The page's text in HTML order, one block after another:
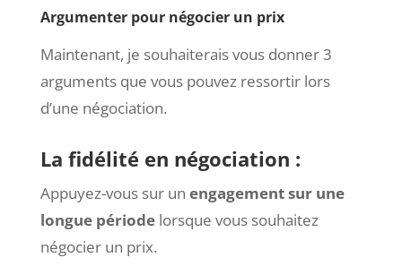
Argumenter pour négocier un prix
Maintenant, je souhaiterais vous donner 3
arguments que vous pouvez ressortir lors
d’une négociation.
La fidélité en négociation :
Appuyez-vous sur un engagement sur une
longue périodelorsque vous souhaitez
négocier un prix.